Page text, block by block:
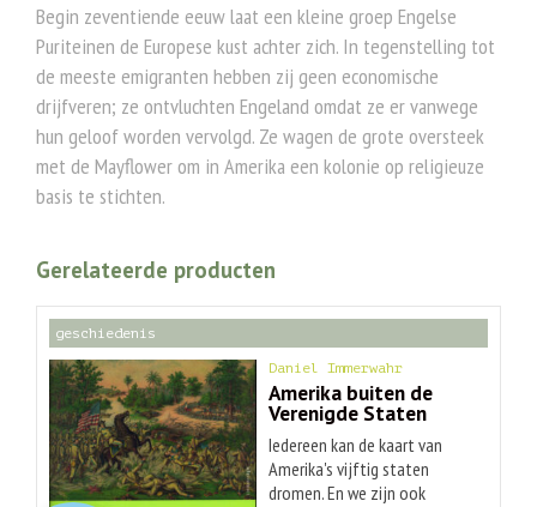
Begin zeventiende eeuw laat een kleine groep Engelse
Puriteinen de Europese kust achter zich. In tegenstelling tot
de meeste emigranten hebben zij geen economische
drijfveren; ze ontvluchten Engeland omdat ze er vanwege
hun geloof worden vervolgd. Ze wagen de grote oversteek
met de Mayflower om in Amerika een kolonie op religieuze
basis te stichten.
Gerelateerde producten
geschiedenis
Daniel Immerwahr
Amerika buiten de
Verenigde Staten
Iedereen kan de kaart van
Amerika's vijftig staten
dromen. En we zijn ook